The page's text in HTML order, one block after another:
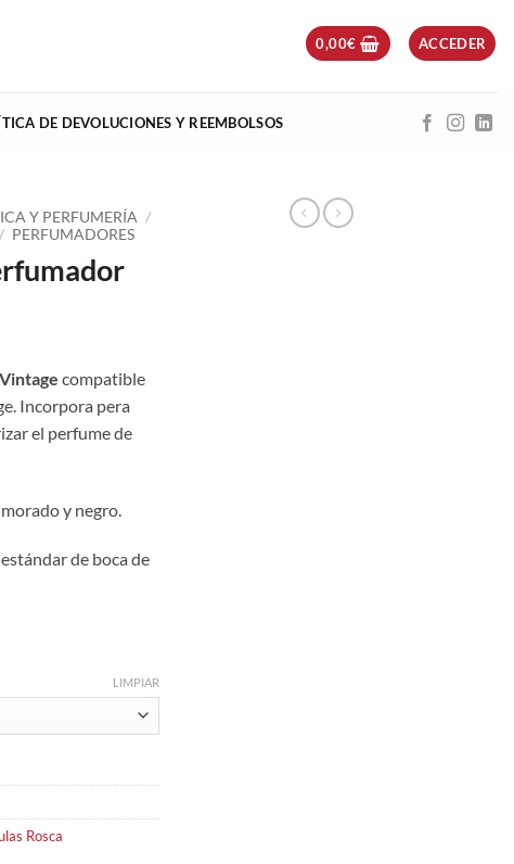
0,00€ ACCEDER
DE DEVOLUCIONES Y REEMBOLSOS
Y PERFUMERÍA /
/ PERFUMADORES
compatible
Incorpora pera
el perfume de
y negro.
de boca de
LIMPIAR
Rosca